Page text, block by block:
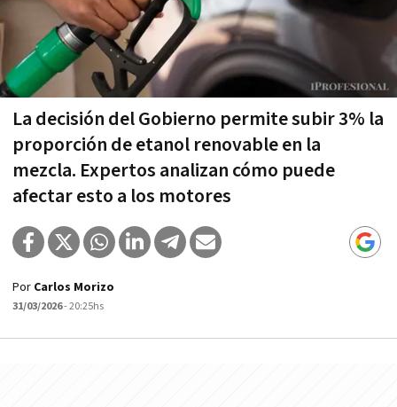
La decisión del Gobierno permite subir 3% la
proporción de etanol renovable en la
mezcla. Expertos analizan cómo puede
afectar esto a los motores
Por Carlos Morizo
31/03/2026- 20:25hs